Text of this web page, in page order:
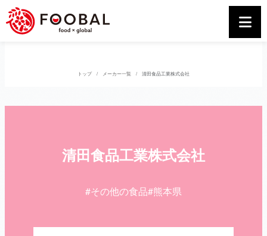
トップ メーカー一覧 清田食品工業株式会社
清田食品工業株式会社
#その他の食品#熊本県